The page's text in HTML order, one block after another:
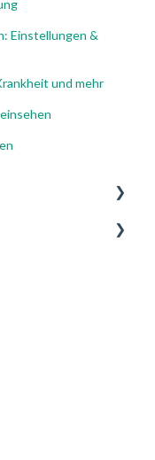
Einstellungen &
und mehr